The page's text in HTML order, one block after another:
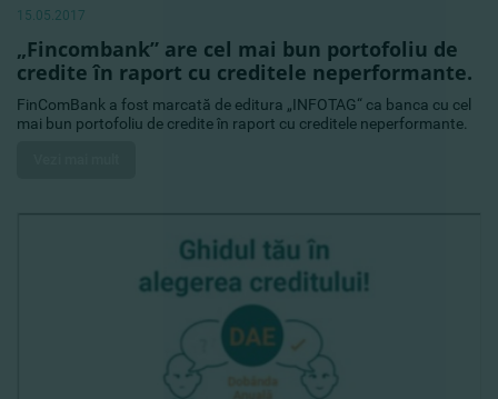
15.05.2017
„Fincombank” are cel mai bun portofoliu de
credite în raport cu creditele neperformante.
FinComBank a fost marcată de editura „INFOTAG“ ca banca cu cel
mai bun portofoliu de credite în raport cu creditele neperformante.